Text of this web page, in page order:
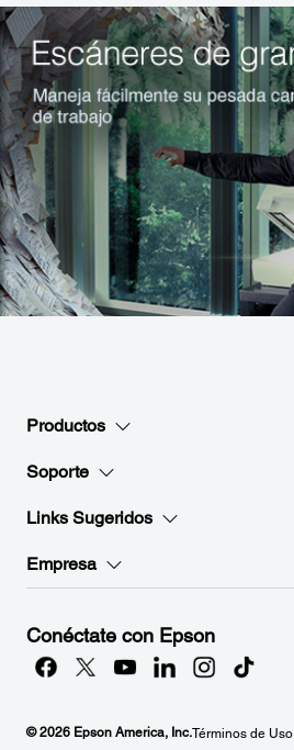
Productos
Soporte
Links Sugeridos
Empresa
Conéctate con Epson
© 2026 Epson America, Inc.Términos de Uso